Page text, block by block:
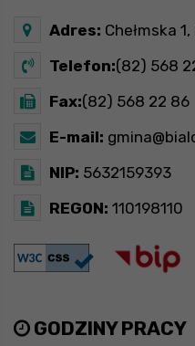
Adres: Chełmska
Telefon:(82) 568
Fax:(82) 568 22 86
E-mail:
NIP: 5632159393
REGON: 110198110
GODZINY PRACY